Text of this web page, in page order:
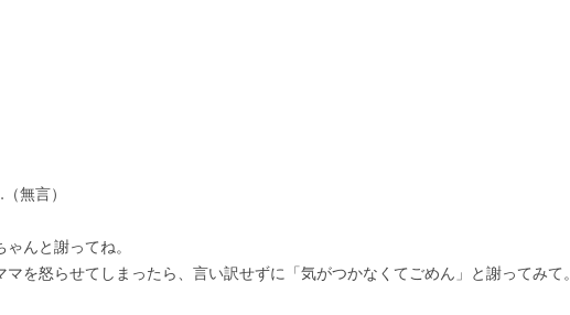
無言）
んと謝ってね。
マを怒らせてしまったら、言い訳せずに「気がつかなくてごめん」と謝ってみて。